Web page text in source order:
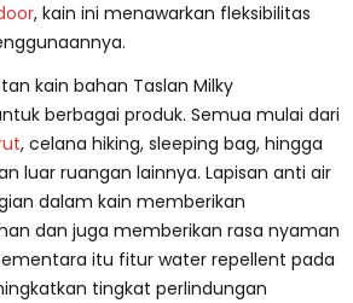
, kain ini menawarkan fleksibilitas
kain bahan Taslan Milky
berbagai produk. Semua mulai dari
, celana hiking, sleeping bag, hingga
luar ruangan lainnya. Lapisan anti air
dalam kain memberikan
dan juga memberikan rasa nyaman
itu fitur water repellent pada
tingkat perlindungan